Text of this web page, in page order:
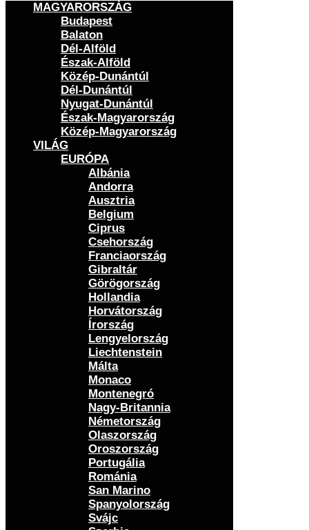
MAGYARORSZÁG
Budapest
Balaton
Dél-Alföld
Észak-Alföld
Közép-Dunántúl
Dél-Dunántúl
Nyugat-Dunántúl
Észak-Magyarország
Közép-Magyarország
VILÁG
EURÓPA
Albánia
Andorra
Ausztria
Belgium
Ciprus
Csehország
Franciaország
Gibraltár
Görögország
Hollandia
Horvátország
Írország
Lengyelország
Liechtenstein
Málta
Monaco
Montenegró
Nagy-Britannia
Németország
Olaszország
Oroszország
Portugália
Románia
San Marino
Spanyolország
Svájc